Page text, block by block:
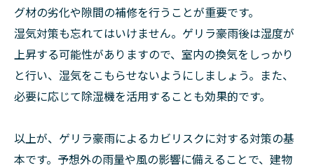
グ材の劣化や隙間の補修を行うことが重要です。
湿気対策も忘れてはいけません。ゲリラ豪雨後は湿度が
上昇する可能性がありますので、室内の換気をしっかり
と行い、湿気をこもらせないようにしましょう。また、
必要に応じて除湿機を活用することも効果的です。
以上が、ゲリラ豪雨によるカビリスクに対する対策の基
本です。予想外の雨量や風の影響に備えることで、建物